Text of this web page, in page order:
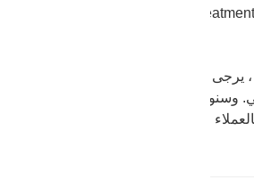
الاتصال بنا عبر الإنترنت أو
وسنوافيك بالرد فور تلقينا
الجدد والقدامى لتقديم طلب.